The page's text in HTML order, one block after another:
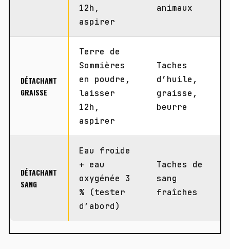
12h,
aspirer
animaux
DÉTACHANT
GRAISSE
Terre de
Sommières
en poudre,
laisser
12h,
aspirer
Taches
d’huile,
graisse,
beurre
DÉTACHANT
SANG
Eau froide
+ eau
oxygénée 3
% (tester
d’abord)
Taches de
sang
fraîches